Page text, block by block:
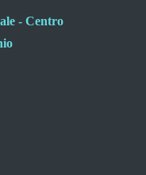
- Centro